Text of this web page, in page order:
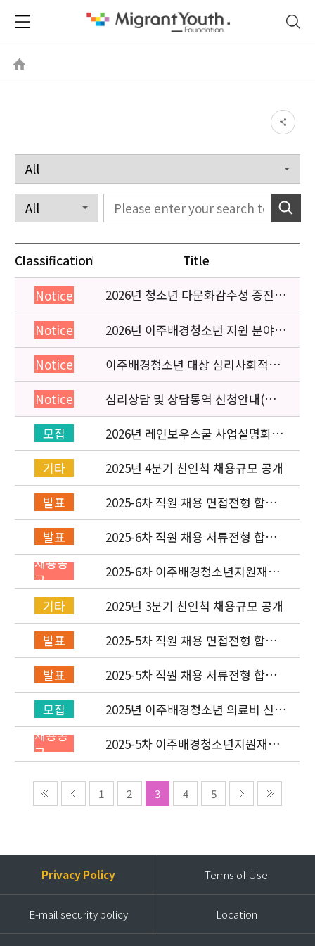
Classification Title
Notice
2026년 청소년 다문화감수성 증진
프로그램 「다가감」신청기관 안내
Notice
2026년 이주배경청소년 지원 분야
종사자 역량강화 교육 일정 안내
Notice
이주배경청소년 대상 심리사회적응
검사 연수동영상 개편 안내
Notice
심리상담 및 상담통역 신청안내(의뢰
서첨부)
모집
2026년 레인보우스쿨 사업설명회(온
라인) 안내
기타
2025년 4분기 친인척 채용규모 공개
발표
2025-6차 직원 채용 면접전형 합격
자 발표 및 적격심사 안내
발표
2025-6차 직원 채용 서류전형 합격
자 발표 및 면접전형 안내
채용공
고
2025-6차 이주배경청소년지원재단
직원(기획운영실) 채용공고
(~11/16)
기타
2025년 3분기 친인척 채용규모 공개
발표
2025-5차 직원 채용 면접전형 합격
자 발표 및 적격심사 안내
발표
2025-5차 직원 채용 서류전형 합격
자 발표 및 면접전형 안내
모집
2025년 이주배경청소년 의료비 신청
(3차) 안내
채용공
고
2025-5차 이주배경청소년지원재단
직원(개발협력부) 채용공고 (~9/14)
1 2 3 4 5
Privacy Policy Terms of Use
E-mail security policy Location